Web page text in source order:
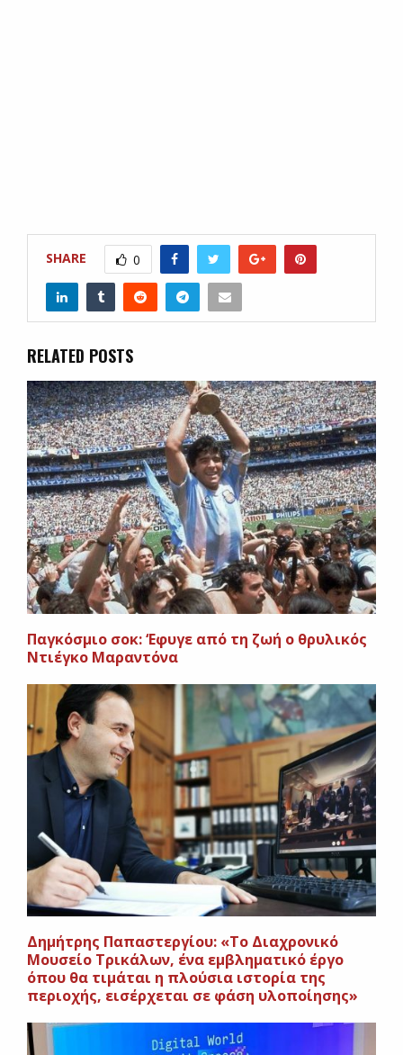
SHARE 0
RELATED POSTS
Παγκόσμιο σοκ: ‘Εφυγε από τη ζωή ο θρυλικός
Ντιέγκο Μαραντόνα
Δημήτρης Παπαστεργίου: «Το Διαχρονικό
Μουσείο Τρικάλων, ένα εμβληματικό έργο
όπου θα τιμάται η πλούσια ιστορία της
περιοχής, εισέρχεται σε φάση υλοποίησης»